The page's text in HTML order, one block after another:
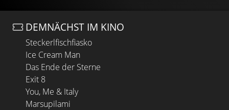
DEMNÄCHST IM KINO
Steckerlfischfiasko
Ice Cream Man
Das Ende der Sterne
Exit 8
You, Me & Italy
Marsupilami